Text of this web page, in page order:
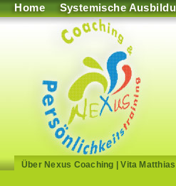
Home Systemische
Über Nexus Coaching |Vita